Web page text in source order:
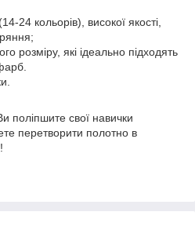
24 кольорів), високої якості,
розміру, які ідеально підходять
поліпшите свої навички
перетворити полотно в